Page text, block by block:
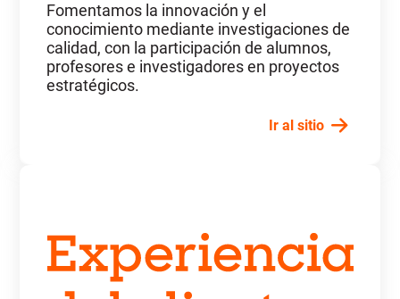
Fomentamos la innovación y el
conocimiento mediante investigaciones de
calidad, con la participación de alumnos,
profesores e investigadores en proyectos
estratégicos.
Ir al sitio